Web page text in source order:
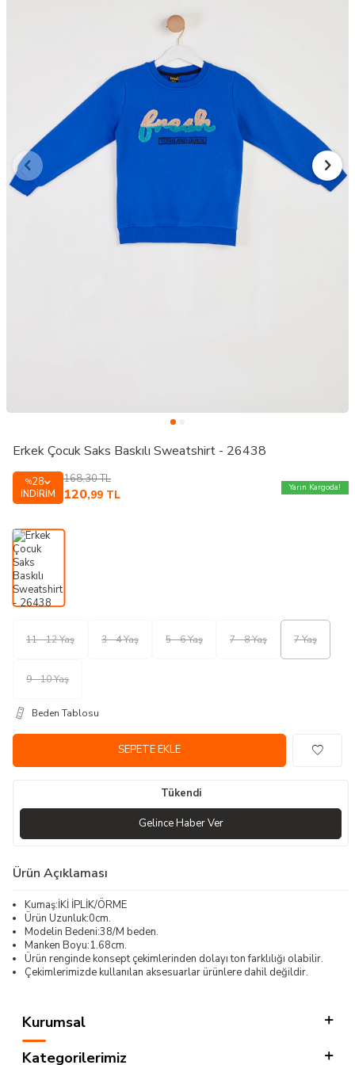
Erkek Çocuk Saks Baskılı Sweatshirt - 26438
%28
İNDIRIM
168,30TL
120,99 TL
Yarın Kargoda!
11 - 12 Yaş 3 - 4 Yaş 5 - 6 Yaş 7 - 8 Yaş 7 Yaş
9 - 10 Yaş
Beden Tablosu
SEPETE EKLE
Tükendi
Gelince Haber Ver
Ürün Açıklaması
Kumaş:İKİ İPLİK/ÖRME
Ürün Uzunluk:0cm.
Modelin Bedeni:38/M beden.
Manken Boyu:1.68cm.
Ürün renginde konsept çekimlerinden dolayı ton farklılığı olabilir.
Çekimlerimizde kullanılan aksesuarlar ürünlere dahil değildir.
Kurumsal
Kategorilerimiz